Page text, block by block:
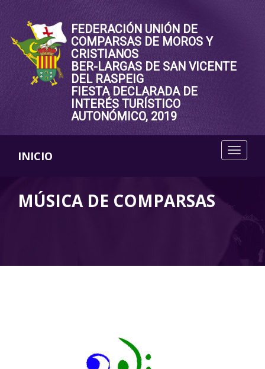
FEDERACIÓN UNIÓN DE
COMPARSAS DE MOROS Y
CRISTIANOS
BER-LARGAS DE SAN VICENTE
DEL RASPEIG
FIESTA DECLARADA DE
INTERÉS TURÍSTICO
AUTONÓMICO, 2019
INICIO
MÚSICA DE COMPARSAS